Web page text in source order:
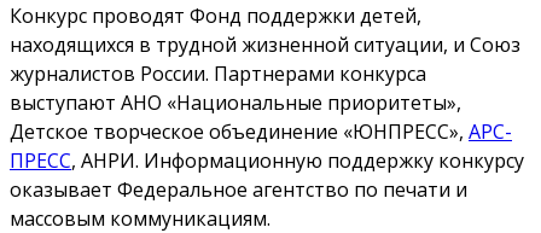
Конкурс проводят Фонд поддержки детей,
находящихся в трудной жизненной ситуации, и Союз
журналистов России. Партнерами конкурса
выступают АНО «Национальные приоритеты»,
Детское творческое объединение «ЮНПРЕСС», АРС-
ПРЕСС, АНРИ. Информационную поддержку конкурсу
оказывает Федеральное агентство по печати и
массовым коммуникациям.